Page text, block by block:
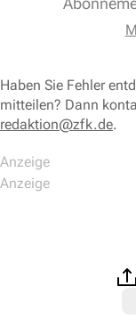
Haben Sie Fehler
mitteilen? Dann
redaktion@zfk.de.